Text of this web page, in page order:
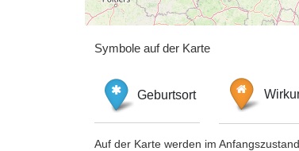
Symbole auf der Karte
Geburtsort
Auf der Karte werden im